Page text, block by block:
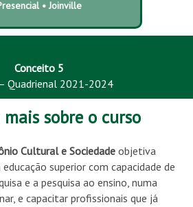
• Joinville
Conceito 5
Quadrienal 2021-2024
mais sobre o curso
Cultural e Sociedade objetiva
superior com capacidade de
e a pesquisa ao ensino, numa
e capacitar profissionais que já